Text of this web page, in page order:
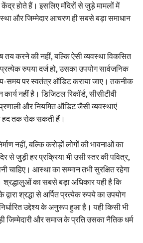
होते हैं। इसलिए मंदिरों से जुड़े मामलों में
और जिम्मेदार आचरण ही सबसे बड़ा समाधान
करने की नहीं, बल्कि ऐसी व्यवस्था विकसित
रुपया दर्ज हो, उसका उपयोग सार्वजनिक
समय पर स्वतंत्र ऑडिट कराया जाए। तकनीक
नहीं है। डिजिटल रिकॉर्ड, सीसीटीवी
और नियमित ऑडिट जैसी व्यवस्थाएं
हद तक रोक सकती हैं।
नहीं, बल्कि करोड़ों लोगों की भावनाओं का
से जुड़ी हर प्रक्रिया भी उसी स्तर की पवित्र,
चाहिए। आस्था का सम्मान तभी सुरक्षित रहेगा
श्रद्धालुओं का सबसे बड़ा अधिकार यही है कि
श्रद्धा से अर्पित प्रत्येक रुपये का उपयोग
निर्धारित उद्देश्य के अनुरूप हुआ है। यही किसी भी
जिम्मेदारी और समाज के प्रति उसका नैतिक धर्म